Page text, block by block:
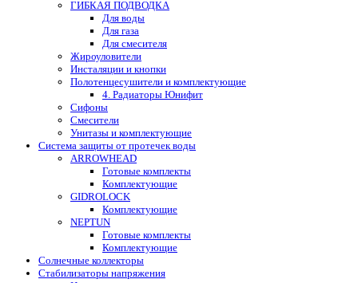
ГИБКАЯ ПОДВОДКА
Для воды
Для газа
Для смесителя
Жироуловители
Инсталяции и кнопки
Полотенцесушители и комплектующие
4. Радиаторы Юнифит
Сифоны
Смесители
Унитазы и комплектующие
Система защиты от протечек воды
ARROWHEAD
Готовые комплекты
Комплектующие
GIDROLOCK
Комплектующие
NEPTUN
Готовые комплекты
Комплектующие
Солнечные коллекторы
Стабилизаторы напряжения